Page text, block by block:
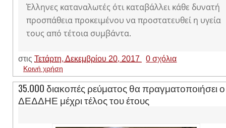
Έλληνες καταναλωτές ότι καταβάλλει κάθε δυνατή
προσπάθεια προκειμένου να προστατευθεί η υγεία
τους από τέτοια συμβάντα.
στις Τετάρτη, Δεκεμβρίου 20, 2017 0 σχόλια
Κοινή χρήση
35.000 διακοπές ρεύματος θα πραγματοποιήσει ο
ΔΕΔΔΗΕ μέχρι τέλος του έτους